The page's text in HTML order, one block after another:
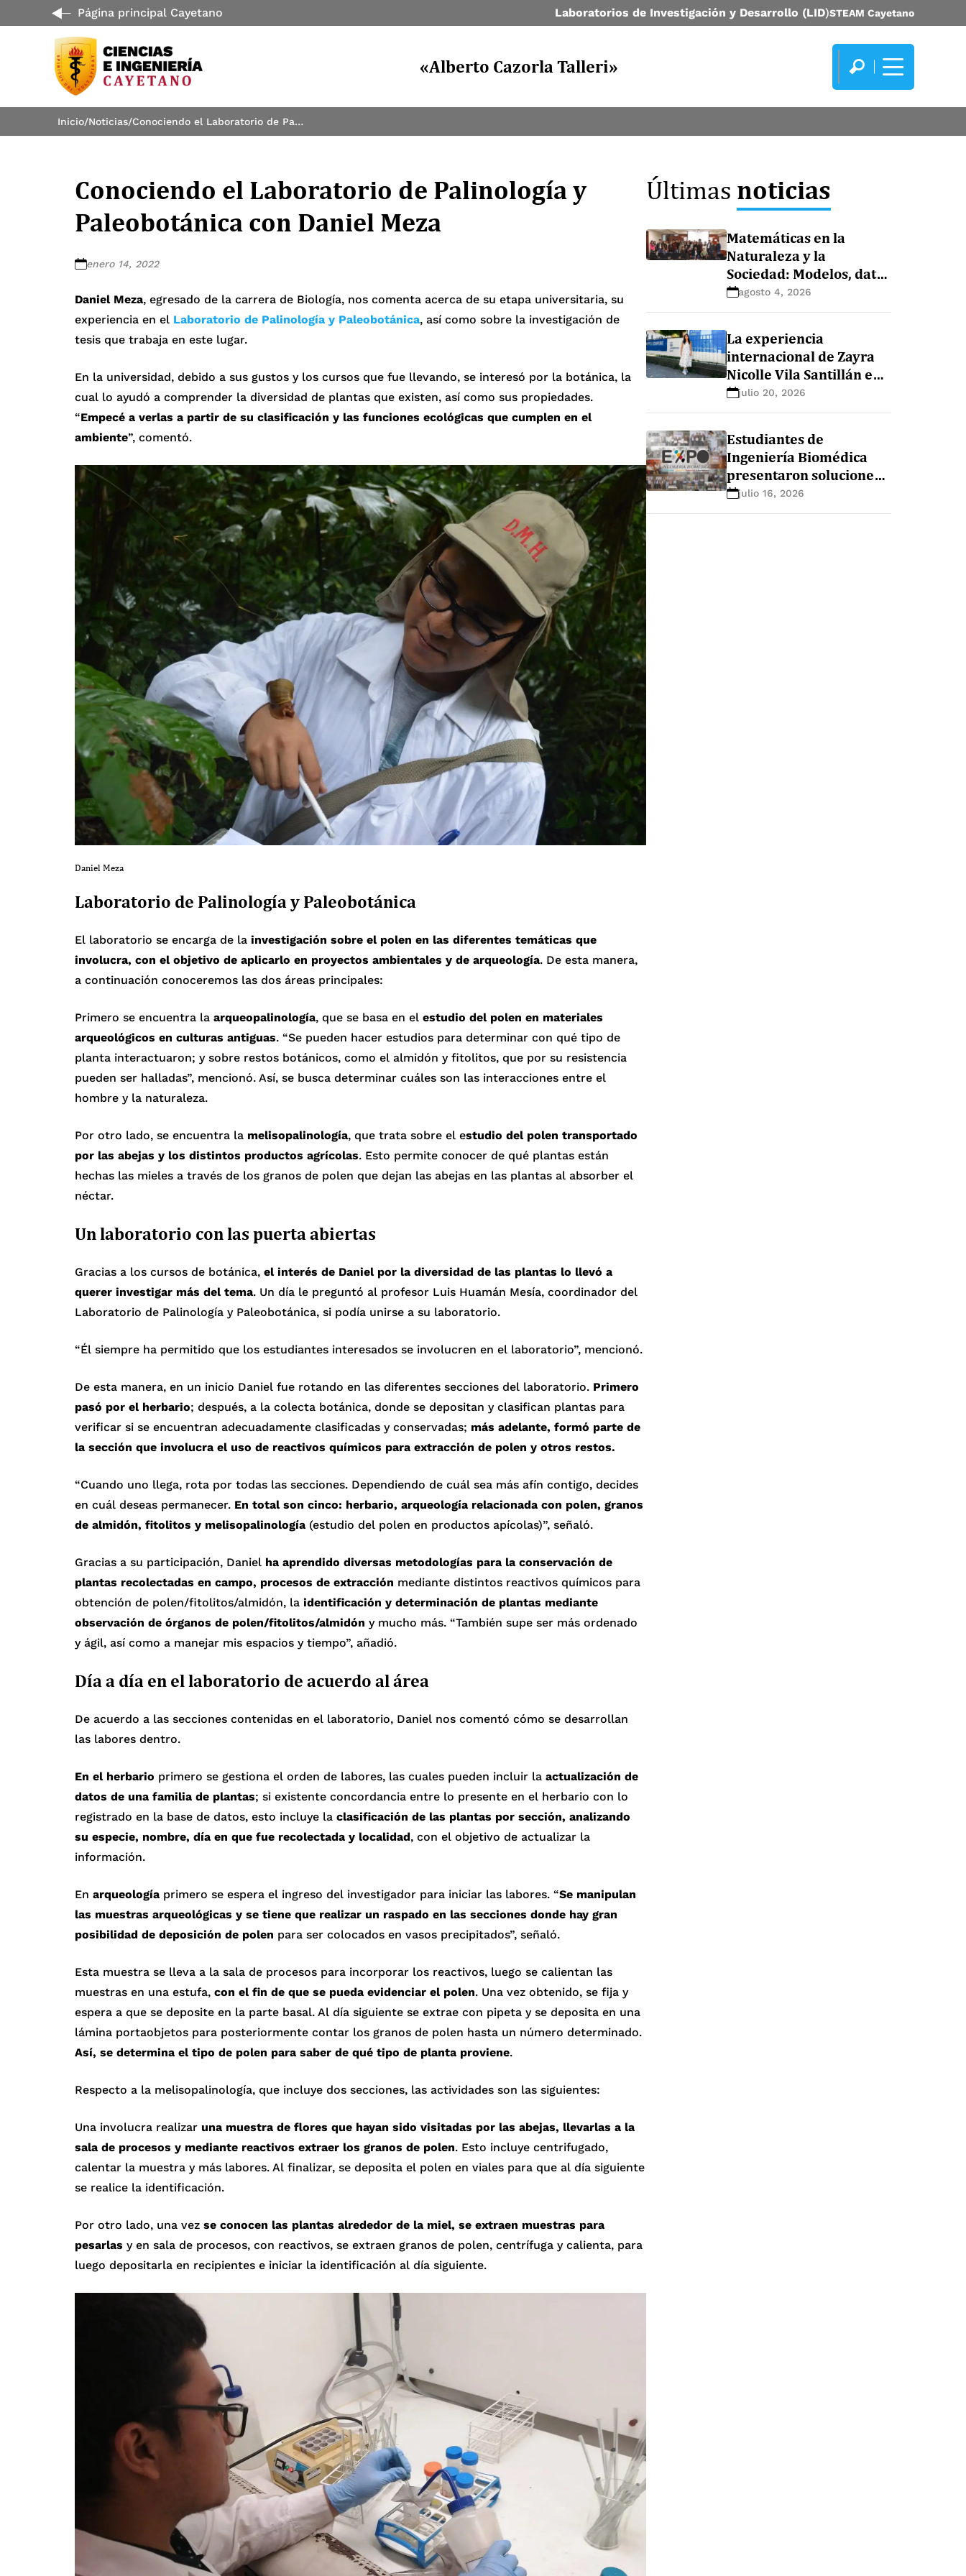
Página principal Cayetano Laboratorios de Investigación y Desarrollo (LID)STEAM Cayetano
«Alberto Cazorla Talleri»
Inicio/Noticias/ Conociendo el Laboratorio de Palinología y Paleobotánica con Daniel Meza
Conociendo el Laboratorio de Palinología y
Paleobotánica con Daniel Meza
enero 14, 2022
Daniel Meza, egresado de la carrera de Biología, nos comenta acerca de su etapa universitaria, su
experiencia en el Laboratorio de Palinología y Paleobotánica, así como sobre la investigación de
tesis que trabaja en este lugar.
En la universidad, debido a sus gustos y los cursos que fue llevando, se interesó por la botánica, la
cual lo ayudó a comprender la diversidad de plantas que existen, así como sus propiedades.
“Empecé a verlas a partir de su clasificación y las funciones ecológicas que cumplen en el
ambiente”, comentó.
Daniel Meza
Laboratorio de Palinología y Paleobotánica
El laboratorio se encarga de la investigación sobre el polen en las diferentes temáticas que
involucra, con el objetivo de aplicarlo en proyectos ambientales y de arqueología. De esta manera,
a continuación conoceremos las dos áreas principales:
Primero se encuentra la arqueopalinología, que se basa en el estudio del polen en materiales
arqueológicos en culturas antiguas. “Se pueden hacer estudios para determinar con qué tipo de
planta interactuaron; y sobre restos botánicos, como el almidón y fitolitos, que por su resistencia
pueden ser halladas”, mencionó. Así, se busca determinar cuáles son las interacciones entre el
hombre y la naturaleza.
Por otro lado, se encuentra la melisopalinología, que trata sobre el estudio del polen transportado
por las abejas y los distintos productos agrícolas. Esto permite conocer de qué plantas están
hechas las mieles a través de los granos de polen que dejan las abejas en las plantas al absorber el
néctar.
Un laboratorio con las puerta abiertas
Gracias a los cursos de botánica, el interés de Daniel por la diversidad de las plantas lo llevó a
querer investigar más del tema. Un día le preguntó al profesor Luis Huamán Mesía, coordinador del
Laboratorio de Palinología y Paleobotánica, si podía unirse a su laboratorio.
“Él siempre ha permitido que los estudiantes interesados se involucren en el laboratorio”, mencionó.
De esta manera, en un inicio Daniel fue rotando en las diferentes secciones del laboratorio. Primero
pasó por el herbario; después, a la colecta botánica, donde se depositan y clasifican plantas para
verificar si se encuentran adecuadamente clasificadas y conservadas; más adelante, formó parte de
la sección que involucra el uso de reactivos químicos para extracción de polen y otros restos.
“Cuando uno llega, rota por todas las secciones. Dependiendo de cuál sea más afín contigo, decides
en cuál deseas permanecer. En total son cinco: herbario, arqueología relacionada con polen, granos
de almidón, fitolitos y melisopalinología (estudio del polen en productos apícolas)”, señaló.
Gracias a su participación, Daniel ha aprendido diversas metodologías para la conservación de
plantas recolectadas en campo, procesos de extracción mediante distintos reactivos químicos para
obtención de polen/fitolitos/almidón, la identificación y determinación de plantas mediante
observación de órganos de polen/fitolitos/almidón y mucho más. “También supe ser más ordenado
y ágil, así como a manejar mis espacios y tiempo”, añadió.
Día a día en el laboratorio de acuerdo al área
De acuerdo a las secciones contenidas en el laboratorio, Daniel nos comentó cómo se desarrollan
las labores dentro.
En el herbario primero se gestiona el orden de labores, las cuales pueden incluir la actualización de
datos de una familia de plantas; si existente concordancia entre lo presente en el herbario con lo
registrado en la base de datos, esto incluye la clasificación de las plantas por sección, analizando
su especie, nombre, día en que fue recolectada y localidad, con el objetivo de actualizar la
información.
En arqueología primero se espera el ingreso del investigador para iniciar las labores. “Se manipulan
las muestras arqueológicas y se tiene que realizar un raspado en las secciones donde hay gran
posibilidad de deposición de polen para ser colocados en vasos precipitados”, señaló.
Esta muestra se lleva a la sala de procesos para incorporar los reactivos, luego se calientan las
muestras en una estufa, con el fin de que se pueda evidenciar el polen. Una vez obtenido, se fija y
espera a que se deposite en la parte basal. Al día siguiente se extrae con pipeta y se deposita en una
lámina portaobjetos para posteriormente contar los granos de polen hasta un número determinado.
Así, se determina el tipo de polen para saber de qué tipo de planta proviene.
Respecto a la melisopalinología, que incluye dos secciones, las actividades son las siguientes:
Una involucra realizar una muestra de flores que hayan sido visitadas por las abejas, llevarlas a la
sala de procesos y mediante reactivos extraer los granos de polen. Esto incluye centrifugado,
calentar la muestra y más labores. Al finalizar, se deposita el polen en viales para que al día siguiente
se realice la identificación.
Por otro lado, una vez se conocen las plantas alrededor de la miel, se extraen muestras para
pesarlas y en sala de procesos, con reactivos, se extraen granos de polen, centrífuga y calienta, para
luego depositarla en recipientes e iniciar la identificación al día siguiente.
Últimas noticias
Matemáticas en la
Naturaleza y la
Sociedad: Modelos, datos
y ecosistemas
agosto 4, 2026
La experiencia
internacional de Zayra
Nicolle Vila Santillán en
la maestría de nutrición
y sistemas alimentarios
(Bélgica)
julio 20, 2026
Estudiantes de
Ingeniería Biomédica
presentaron soluciones
innovadoras para el
sector salud durante la
julio 16, 2026